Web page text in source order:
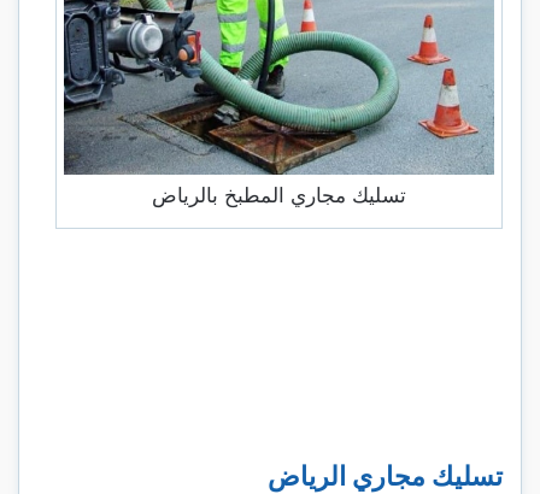
تسليك مجاري المطبخ بالرياض
تسليك مجاري الرياض